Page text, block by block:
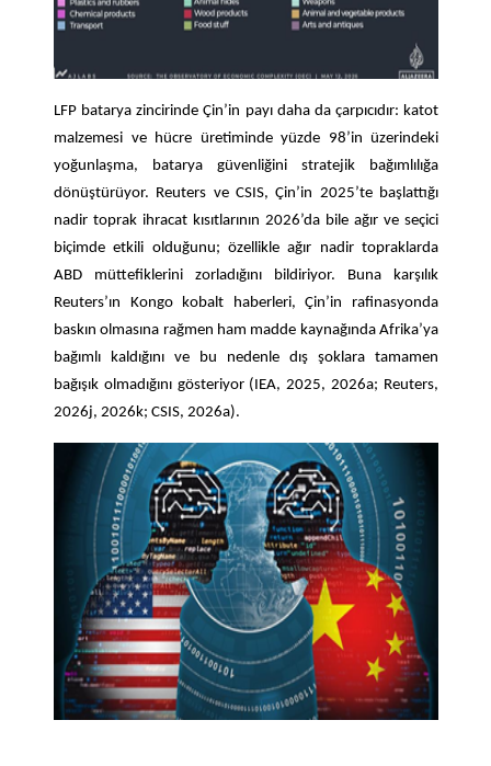
LFP batarya zincirinde Çin’in payı daha da çarpıcıdır: katot
malzemesi ve hücre üretiminde yüzde 98’in üzerindeki
yoğunlaşma, batarya güvenliğini stratejik bağımlılığa
dönüştürüyor. Reuters ve CSIS, Çin’in 2025’te başlattığı
nadir toprak ihracat kısıtlarının 2026’da bile ağır ve seçici
biçimde etkili olduğunu; özellikle ağır nadir topraklarda
ABD müttefiklerini zorladığını bildiriyor. Buna karşılık
Reuters’ın Kongo kobalt haberleri, Çin’in rafinasyonda
baskın olmasına rağmen ham madde kaynağında Afrika’ya
bağımlı kaldığını ve bu nedenle dış şoklara tamamen
bağışık olmadığını gösteriyor (IEA, 2025, 2026a; Reuters,
2026j, 2026k; CSIS, 2026a).